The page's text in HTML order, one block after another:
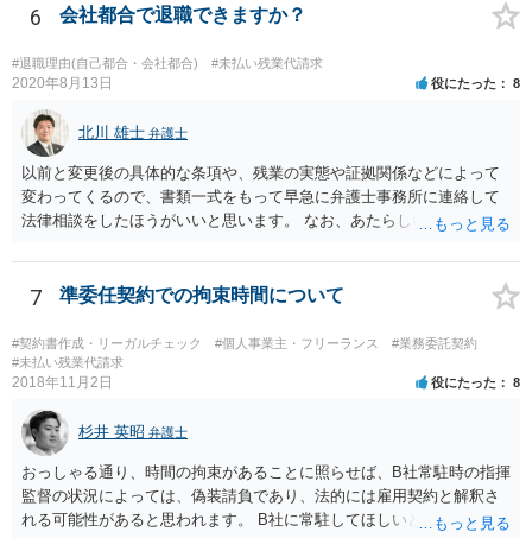
間に該当するものと考えられています。 実務でも勉強会で習ったソ
フトウェアを使用している、勉強会で出さた課題の提出を会社から求
められていること等からすると、参加しないと業務に支障が出る可能
性があり、事実上参加せざるを得なかったとも言えそうです。 開催
日時•場所、開催された勉強会の内容、出された課題、提出した課題の
回答等を証拠として押さえておくことが考えられます。 職場を管轄
している労働基準監督署に相談してみる、労働局のあっせんを利用し
てみる方法もあろうかと思います。厚労省サイトの参考情報もご紹介
しておきます。 【参考】厚労省サイト 労働時間の考え方:「研修・教
育訓練」等の取扱い https://www.mhlw.go.jp/content/000556972.pdf
6 会社都合で退職できますか？
#退職理由(自己都合・会社都合) #未払い残業代請求
2020年8月13日 役にたった 8
北川 雄士 弁護士
以前と変更後の具体的な条項や、残業の実態や証拠関係などによって
変わってくるので、書類一式をもって早急に弁護士事務所に連絡して
法律相談をしたほうがいいと思います。 なお、あたらしい雇用契約書
の回答でも述べた通り、時間が経つほどにこちらの不利益になる可能
性があるので、あたらしい書面にサインせず、すぐに弁護士に相談す
7 準委任契約での拘束時間について
#契約書作成・リーガルチェック #個人事業主・フリーランス
#業務委託契約
#未払い残業代請求
2018年11月2日 役にたった 8
杉井 英昭 弁護士
おっしゃる通り、時間の拘束があることに照らせば、B社常駐時の指揮
監督の状況によっては、偽装請負であり、法的には雇用契約と解釈さ
れる可能性があると思われます。 B社に常駐してほしいと先方が求め